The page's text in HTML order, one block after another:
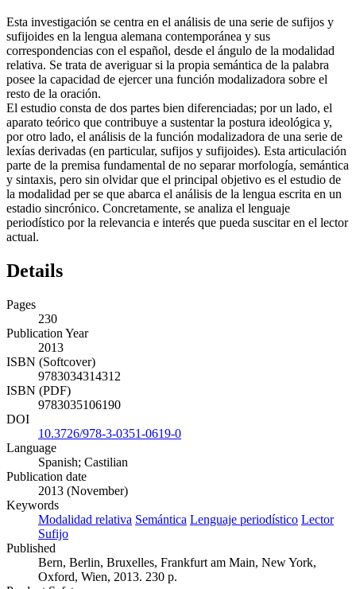
Esta investigación se centra en el análisis de una serie de sufijos y
sufijoides en la lengua alemana contemporánea y sus
correspondencias con el español, desde el ángulo de la modalidad
relativa. Se trata de averiguar si la propia semántica de la palabra
posee la capacidad de ejercer una función modalizadora sobre el
resto de la oración.
El estudio consta de dos partes bien diferenciadas; por un lado, el
aparato teórico que contribuye a sustentar la postura ideológica y,
por otro lado, el análisis de la función modalizadora de una serie de
lexías derivadas (en particular, sufijos y sufijoides). Esta articulación
parte de la premisa fundamental de no separar morfología, semántica
y sintaxis, pero sin olvidar que el principal objetivo es el estudio de
la modalidad per se que abarca el análisis de la lengua escrita en un
estadio sincrónico. Concretamente, se analiza el lenguaje
periodístico por la relevancia e interés que pueda suscitar en el lector
actual.
Details
Pages
230
Publication Year
2013
ISBN (Softcover)
9783034314312
ISBN (PDF)
9783035106190
DOI
10.3726/978-3-0351-0619-0
Language
Spanish; Castilian
Publication date
2013 (November)
Keywords
Modalidad relativa Semántica Lenguaje periodístico Lector
Sufijo
Published
Bern, Berlin, Bruxelles, Frankfurt am Main, New York,
Oxford, Wien, 2013. 230 p.